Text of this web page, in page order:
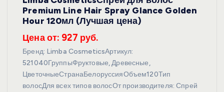
Premium Line Hair Spray Glance Golden
Hour 120мл (Лучшая цена)
Цена от: 927 руб.
Бренд: Limba CosmeticsАртикул:
521040ГруппыФруктовые, Древесные,
ЦветочныеСтранаБелоруссияОбъем120Тип
волосДля всех типов волосОт производителя: Спрей